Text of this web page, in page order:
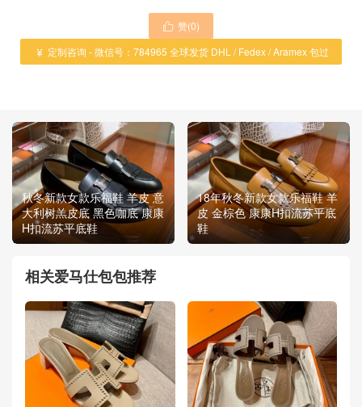
 赞(0)
 定制咨询 - 微信号：784965 全球发货 DHL / Fedex / Aramex 包过
秋冬新款女款乐福鞋 羊皮 意
大利树羔皮底 黑色咖底 康康
H扣流苏平底鞋
18年秋冬新款女款乐福鞋 羊
皮 金棕色 康康H扣流苏平底
鞋
相关爱马仕包包推荐